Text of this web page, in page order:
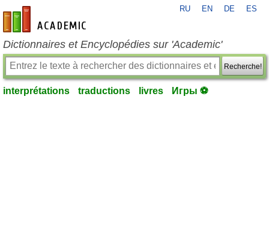
fr-academic.com
RU EN DE ES
Dictionnaires et Encyclopédies sur 'Academic'
Recherche!
interprétations traductions livres Игры ⚽